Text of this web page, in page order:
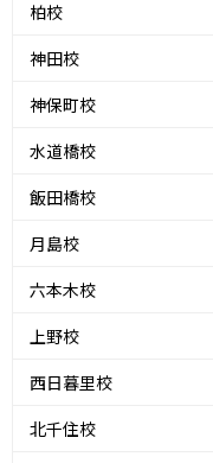
柏校
神田校
神保町校
水道橋校
飯田橋校
月島校
六本木校
上野校
西日暮里校
北千住校